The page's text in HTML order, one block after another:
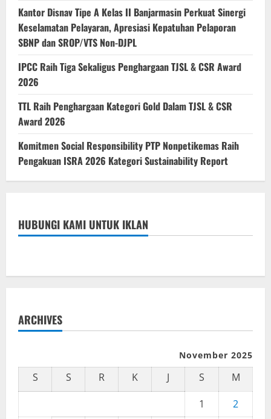
Kantor Disnav Tipe A Kelas II Banjarmasin Perkuat Sinergi
Keselamatan Pelayaran, Apresiasi Kepatuhan Pelaporan
SBNP dan SROP/VTS Non-DJPL
IPCC Raih Tiga Sekaligus Penghargaan TJSL & CSR Award
2026
TTL Raih Penghargaan Kategori Gold Dalam TJSL & CSR
Award 2026
Komitmen Social Responsibility PTP Nonpetikemas Raih
Pengakuan ISRA 2026 Kategori Sustainability Report
HUBUNGI KAMI UNTUK IKLAN
ARCHIVES
November 2025
S S R K J S
M
1
2